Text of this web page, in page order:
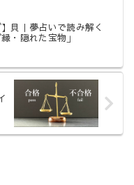
】貝｜夢占いで読み解く
・隠れた宝物」